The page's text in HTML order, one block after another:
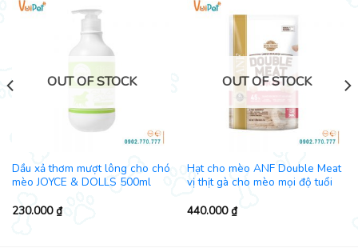
OUT OF STOCK
Dầu xả thơm mượt lông cho chó
mèo JOYCE & DOLLS 500ml
230.000₫
OUT OF STOCK
Hạt cho mèo ANF Double Meat
vị thịt gà cho mèo mọi độ tuổi
440.000₫